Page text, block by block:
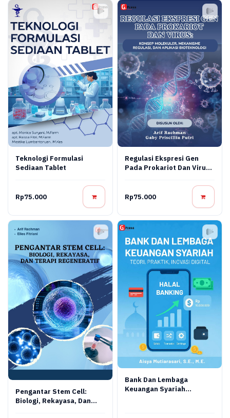
Teknologi Formulasi
Sediaan Tablet
Rp75.000
Regulasi Ekspresi Gen
Pada Prokariot Dan Virus:
Mekanisme Regulasi, Dan
Aplikasi Bioteknologi
Rp75.000
Pengantar Stem Cell:
Biologi, Rekayasa, Dan
Bank Dan Lembaga
Keuangan Syariah